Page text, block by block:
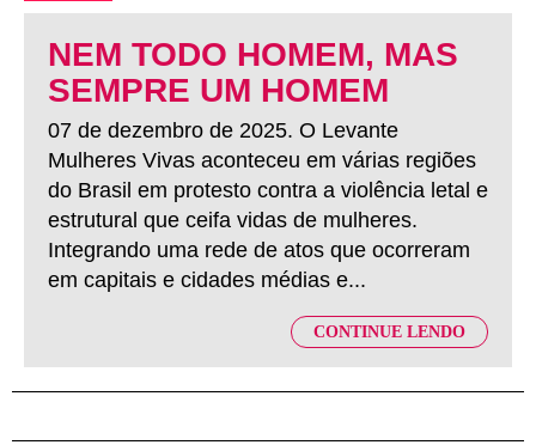
NEM TODO HOMEM, MAS
SEMPRE UM HOMEM
07 de dezembro de 2025. O Levante
Mulheres Vivas aconteceu em várias regiões
do Brasil em protesto contra a violência letal e
estrutural que ceifa vidas de mulheres.
Integrando uma rede de atos que ocorreram
em capitais e cidades médias e...
CONTINUE LENDO